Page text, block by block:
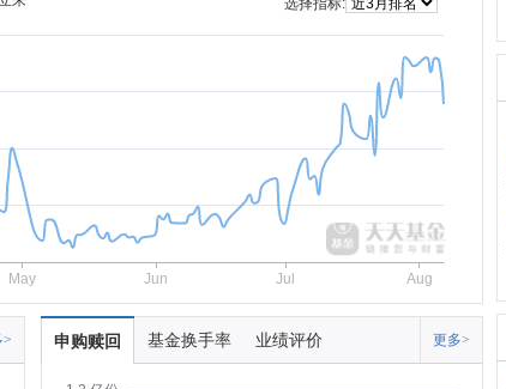
选择指标:
May Jun Jul Aug
> 申购赎回 基金换手率 业绩评价 更多>